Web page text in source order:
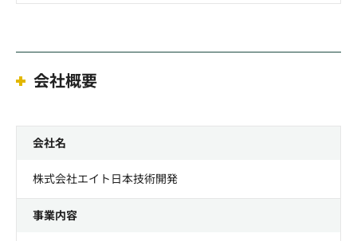
会社概要
会社名
株式会社エイト日本技術開発
事業内容